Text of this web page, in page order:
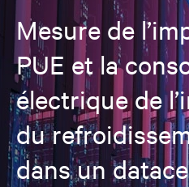
Mesure de
PUE et la
électrique de
du
dans un